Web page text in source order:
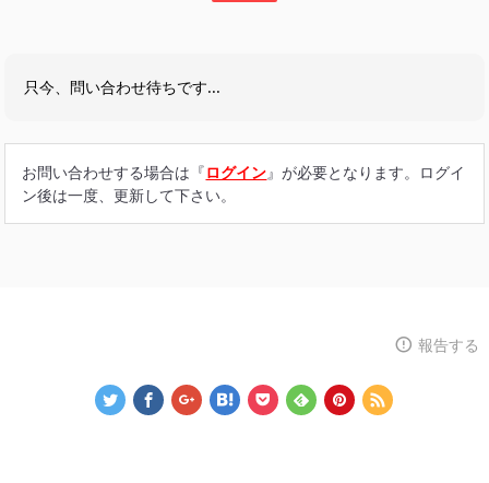
只今、問い合わせ待ちです...
お問い合わせする場合は『ログイン』が必要となります。ログイ
ン後は一度、更新して下さい。
報告する